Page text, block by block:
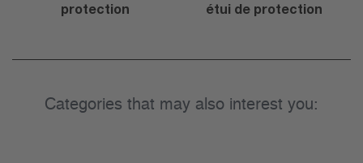
protection
étui de protection
Categories that may also interest you: